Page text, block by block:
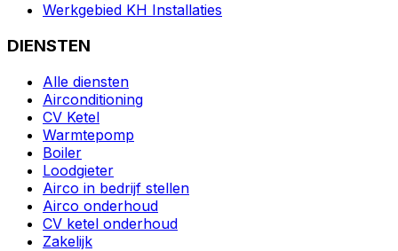
Werkgebied KH Installaties
DIENSTEN
Alle diensten
Airconditioning
CV Ketel
Warmtepomp
Boiler
Loodgieter
Airco in bedrijf stellen
Airco onderhoud
CV ketel onderhoud
Zakelijk